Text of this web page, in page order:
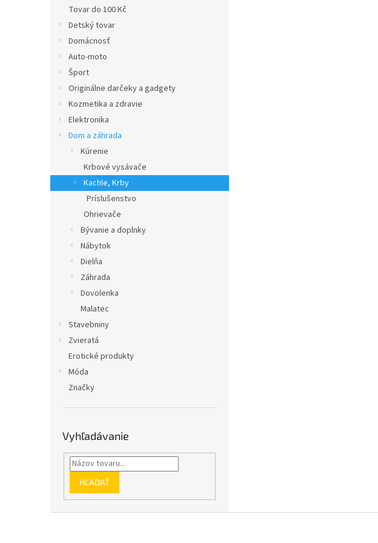
Tovar do 100 Kč
Detský tovar
Domácnosť
Auto-moto
Šport
Originálne darčeky a gadgety
Kozmetika a zdravie
Elektronika
Dom a záhrada
Kúrenie
Krbové vysávače
Kachle, Krby
Príslušenstvo
Ohrievače
Bývanie a doplnky
Nábytok
Dielňa
Záhrada
Dovolenka
Malatec
Stavebniny
Zvieratá
Erotické produkty
Móda
Značky
Vyhľadávanie
HĽADAŤ